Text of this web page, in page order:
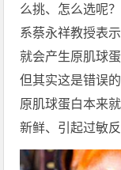
么挑、怎么选呢
系蔡永祥教授表
就会产生原肌球
但其实这是错误
原肌球蛋白本来
新鲜、引起过敏反